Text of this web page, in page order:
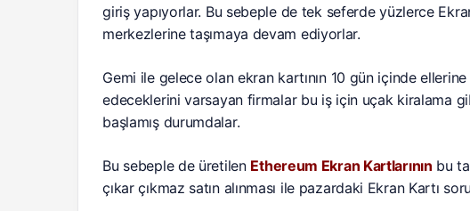
giriş yapıyorlar. Bu sebeple de tek seferde yüzlerce
merkezlerine taşımaya devam ediyorlar.
Gemi ile gelece olan ekran kartının 10 gün içinde
edeceklerini varsayan firmalar bu iş için uçak kiralama
başlamış durumdalar.
Bu sebeple de üretilen Ethereum Ekran Kartlarının bu
çıkar çıkmaz satın alınması ile pazardaki Ekran Kartı